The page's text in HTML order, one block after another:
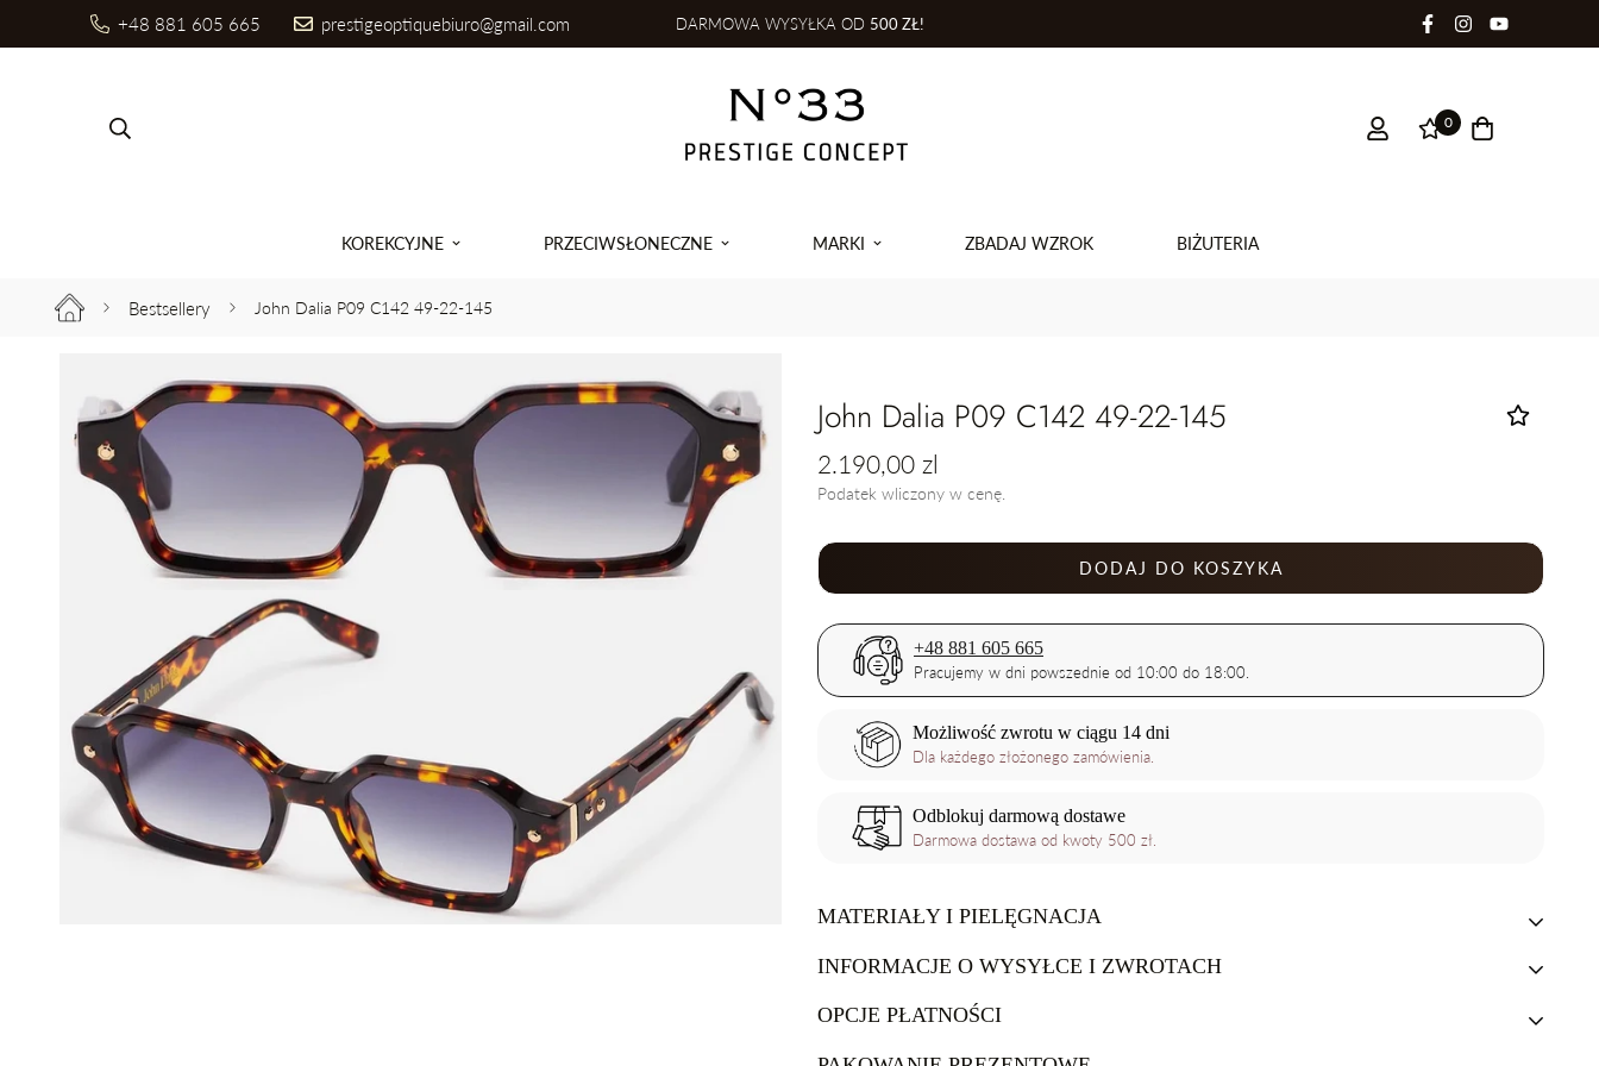
+48 881 605 665 prestigeoptiquebiuro@gmail.com DARMOWA WYSYŁKA OD 500 ZŁ!
0
KOREKCYJNE PRZECIWSŁONECZNE MARKI ZBADAJ WZROK BIŻUTERIA
Bestsellery John Dalia P09 C142 49-22-145
John Dalia P09 C142 49-22-145
Cena
regularna
2.190,00 zl
Podatek wliczony w cenę.
DODAJ DO KOSZYKA
+48 881 605 665
Pracujemy w dni powszednie od 10:00 do 18:00.
Możliwość zwrotu w ciągu 14 dni
Dla każdego złożonego zamówienia.
Odblokuj darmową dostawe
Darmowa dostawa od kwoty 500 zł.
MATERIAŁY I PIELĘGNACJA
ściereczkę z mikrofibry. Nie należy stosować rozpuszczalników i alkoholu, jak również
INFORMACJE O WYSYŁCE I ZWROTACH
OPCJE PŁATNOŚCI